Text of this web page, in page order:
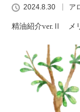
2024.8.30 ア
精油紹介ver.Ⅱ メ